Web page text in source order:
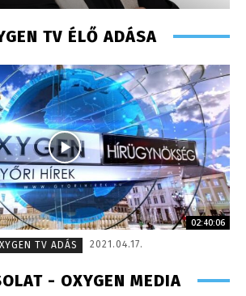
TV ÉLŐ ADÁSA
02:40:06
TV ADÁS
2021.04.17.
- OXYGEN MEDIA